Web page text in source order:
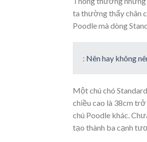
ta thường thấy chân
Poodle mà dòng
: Nên hay không
Một chú chó
chiều cao là 38cm trở
chú Poodle khác.
tạo thành ba cạnh